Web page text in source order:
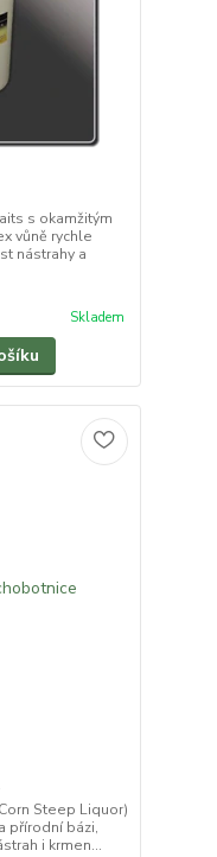
s okamžitým
vůně rychle
nástrahy a
Skladem
Steep Liquor)
přírodní bázi,
i krmen...